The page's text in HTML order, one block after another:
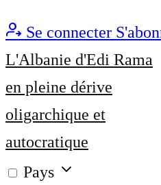
Se connecter
L'Albanie d'Edi Rama
en pleine dérive
oligarchique et
autocratique
Pays